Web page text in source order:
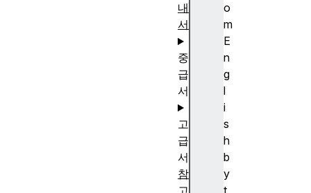
o
m
E
n
g
l
i
s
h
b
y
내
서
중
급
서
고
급
서
참